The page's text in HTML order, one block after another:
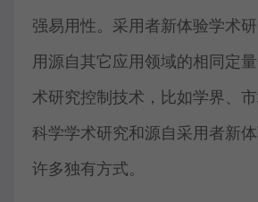
强易用性。采用者新体验学术
用源自其它应用领域的相同定
术研究控制技术，比如学界、市
科学学术研究和源自采用者新
许多独有方式。